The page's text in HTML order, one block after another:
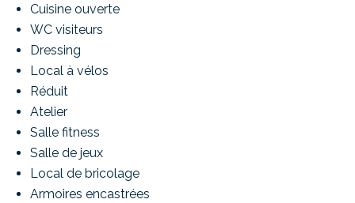
Cuisine ouverte
WC visiteurs
Dressing
Local à vélos
Réduit
Atelier
Salle fitness
Salle de jeux
Local de bricolage
Armoires encastrées